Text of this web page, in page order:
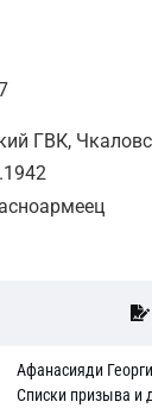
ГВК,
Афанасияди
Списки призыва и